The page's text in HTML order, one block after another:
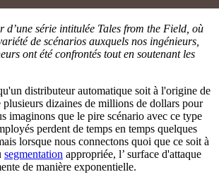
d’une série intitulée Tales from the Field, où
de scénarios auxquels nos ingénieurs,
ont été confrontés tout en soutenant les
distributeur automatique soit à l'origine de
plusieurs dizaines de millions de dollars pour
imaginons que le pire scénario avec ce type
perdent de temps en temps quelques
lorsque nous connectons quoi que ce soit à
segmentation appropriée, l’ surface d'attaque
de manière exponentielle.